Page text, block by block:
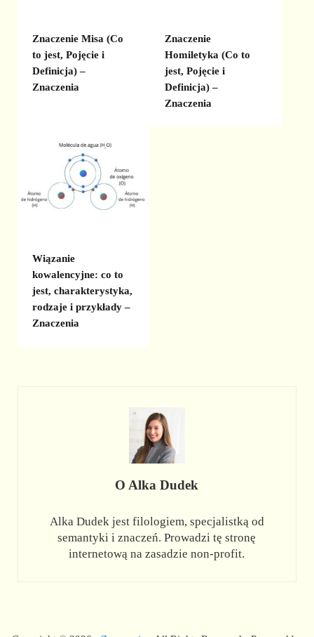
Znaczenie Misa (Co
to jest, Pojęcie i
Definicja) –
Znaczenia
Znaczenie
Homiletyka (Co to
jest, Pojęcie i
Definicja) –
Znaczenia
Wiązanie
kowalencyjne: co to
jest, charakterystyka,
rodzaje i przykłady –
Znaczenia
O Alka Dudek
Alka Dudek jest filologiem, specjalistką od
semantyki i znaczeń. Prowadzi tę stronę
internetową na zasadzie non-profit.